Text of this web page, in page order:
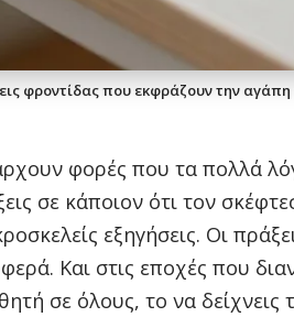
φροντίδας που εκφράζουν την αγάπη
φορές που τα πολλά
σε κάποιον ότι τον
εξηγήσεις. Οι
Και στις εποχές που
σε όλους, το να